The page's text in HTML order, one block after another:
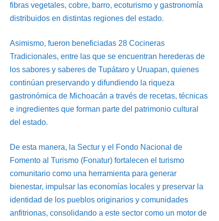
fibras vegetales, cobre, barro, ecoturismo y gastronomía
distribuidos en distintas regiones del estado.
Asimismo, fueron beneficiadas 28 Cocineras
Tradicionales, entre las que se encuentran herederas de
los sabores y saberes de Tupátaro y Uruapan, quienes
continúan preservando y difundiendo la riqueza
gastronómica de Michoacán a través de recetas, técnicas
e ingredientes que forman parte del patrimonio cultural
del estado.
De esta manera, la Sectur y el Fondo Nacional de
Fomento al Turismo (Fonatur) fortalecen el turismo
comunitario como una herramienta para generar
bienestar, impulsar las economías locales y preservar la
identidad de los pueblos originarios y comunidades
anfitrionas, consolidando a este sector como un motor de